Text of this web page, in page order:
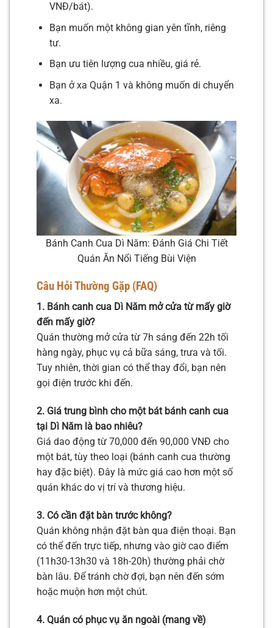
VNĐ/bát).
Bạn muốn một không gian yên tĩnh, riêng
tư.
Bạn ưu tiên lượng cua nhiều, giá rẻ.
Bạn ở xa Quận 1 và không muốn di chuyển
xa.
Bánh Canh Cua Dì Năm: Đánh Giá Chi Tiết
Quán Ăn Nổi Tiếng Bùi Viện
Câu Hỏi Thường Gặp (FAQ)
1. Bánh canh cua Dì Năm mở cửa từ mấy giờ
đến mấy giờ?
Quán thường mở cửa từ 7h sáng đến 22h tối
hàng ngày, phục vụ cả bữa sáng, trưa và tối.
Tuy nhiên, thời gian có thể thay đổi, bạn nên
gọi điện trước khi đến.
2. Giá trung bình cho một bát bánh canh cua
tại Dì Năm là bao nhiêu?
Giá dao động từ 70,000 đến 90,000 VNĐ cho
một bát, tùy theo loại (bánh canh cua thường
hay đặc biệt). Đây là mức giá cao hơn một số
quán khác do vị trí và thương hiệu.
3. Có cần đặt bàn trước không?
Quán không nhận đặt bàn qua điện thoại. Bạn
có thể đến trực tiếp, nhưng vào giờ cao điểm
(11h30-13h30 và 18h-20h) thường phải chờ
bàn lâu. Để tránh chờ đợi, bạn nên đến sớm
hoặc muộn hơn một chút.
4. Quán có phục vụ ăn ngoài (mang về)